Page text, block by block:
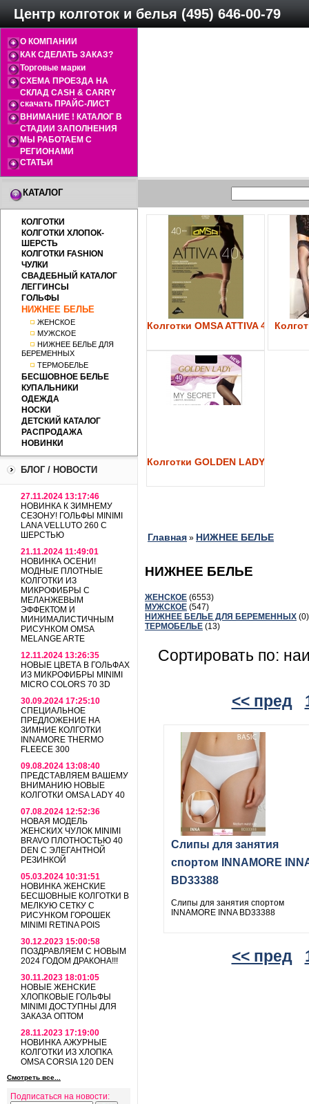
Центр колготок и белья (495) 646-00-79
О КОМПАНИИ
КАК СДЕЛАТЬ ЗАКАЗ?
Торговые марки
СХЕМА ПРОЕЗДА НА
СКЛАД CASH & CARRY
скачать ПРАЙС-ЛИСТ
ВНИМАНИЕ ! КАТАЛОГ В
СТАДИИ ЗАПОЛНЕНИЯ
МЫ РАБОТАЕМ С
РЕГИОНАМИ
СТАТЬИ
КАТАЛОГ
КОЛГОТКИ
КОЛГОТКИ ХЛОПОК-
ШЕРСТЬ
КОЛГОТКИ FASHION
ЧУЛКИ
СВАДЕБНЫЙ КАТАЛОГ
ЛЕГГИНСЫ
ГОЛЬФЫ
НИЖНЕЕ БЕЛЬЕ
ЖЕНСКОЕ
МУЖСКОЕ
НИЖНЕЕ БЕЛЬЕ ДЛЯ
БЕРЕМЕННЫХ
ТЕРМОБЕЛЬЕ
БЕСШОВНОЕ БЕЛЬЕ
КУПАЛЬНИКИ
ОДЕЖДА
НОСКИ
ДЕТСКИЙ КАТАЛОГ
РАСПРОДАЖА
НОВИНКИ
БЛОГ / НОВОСТИ
27.11.2024 13:17:46
НОВИНКА К ЗИМНЕМУ
СЕЗОНУ! ГОЛЬФЫ MINIMI
LANA VELLUTO 260 С
ШЕРСТЬЮ
21.11.2024 11:49:01
НОВИНКА ОСЕНИ!
МОДНЫЕ ПЛОТНЫЕ
КОЛГОТКИ ИЗ
МИКРОФИБРЫ С
МЕЛАНЖЕВЫМ
ЭФФЕКТОМ И
МИНИМАЛИСТИЧНЫМ
РИСУНКОМ OMSA
MELANGE ARTE
12.11.2024 13:26:35
НОВЫЕ ЦВЕТА В ГОЛЬФАХ
ИЗ МИКРОФИБРЫ MINIMI
MICRO COLORS 70 3D
30.09.2024 17:25:10
СПЕЦИАЛЬНОЕ
ПРЕДЛОЖЕНИЕ НА
ЗИМНИЕ КОЛГОТКИ
INNAMORE THERMO
FLEECE 300
09.08.2024 13:08:40
ПРЕДСТАВЛЯЕМ ВАШЕМУ
ВНИМАНИЮ НОВЫЕ
КОЛГОТКИ OMSA LADY 40
07.08.2024 12:52:36
НОВАЯ МОДЕЛЬ
ЖЕНСКИХ ЧУЛОК MINIMI
BRAVO ПЛОТНОСТЬЮ 40
DEN С ЭЛЕГАНТНОЙ
РЕЗИНКОЙ
05.03.2024 10:31:51
НОВИНКА ЖЕНСКИЕ
БЕСШОВНЫЕ КОЛГОТКИ В
МЕЛКУЮ СЕТКУ С
РИСУНКОМ ГОРОШЕК
MINIMI RETINA POIS
30.12.2023 15:00:58
ПОЗДРАВЛЯЕМ С НОВЫМ
2024 ГОДОМ ДРАКОНА!!!
30.11.2023 18:01:05
НОВЫЕ ЖЕНСКИЕ
ХЛОПКОВЫЕ ГОЛЬФЫ
MINIMI ДОСТУПНЫ ДЛЯ
ЗАКАЗА ОПТОМ
28.11.2023 17:19:00
НОВИНКА АЖУРНЫЕ
КОЛГОТКИ ИЗ ХЛОПКА
OMSA CORSIA 120 DEN
Смотреть все...
Подписаться на новости:
Колготки OMSA ATTIVA 40
Колготки GOLDEN LADY My
Главная » НИЖНЕЕ БЕЛЬЕ
НИЖНЕЕ БЕЛЬЕ
ЖЕНСКОЕ (6553)
МУЖСКОЕ (547)
НИЖНЕЕ БЕЛЬЕ ДЛЯ БЕРЕМЕННЫХ (0)
ТЕРМОБЕЛЬЕ (13)
Сортировать по:
<< пред
Слипы для занятия
спортом INNAMORE
BD33388
Слипы для занятия спортом
INNAMORE INNA BD33388
<< пред